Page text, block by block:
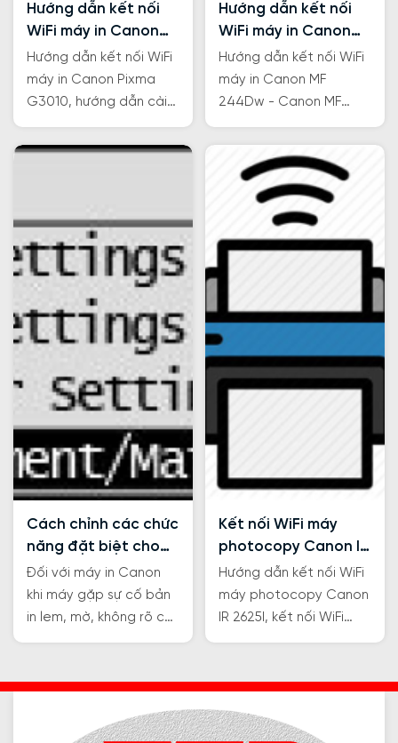
Hướng dẫn kết nối
WiFi máy in Canon
Pixma G3010
Hướng dẫn kết nối WiFi
máy in Canon Pixma
G3010, hướng dẫn cài
đặt kết nối WiFi Canon
G3010, in/scan từ điện
Hướng dẫn kết nối
WiFi máy in Canon
MF 244Dw-247Dw-
249Dw
Hướng dẫn kết nối WiFi
máy in Canon MF
244Dw - Canon MF
247Dw - Canon MF
249Dw - Canon MF
264Dw - Canon MF
647Dw - Canon MF
Cách chỉnh các chức
năng đặt biệt cho
máy in Canon
Đối với máy in Canon
khi máy gặp sự cố bản
in lem, mờ, không rõ chữ
để cải thiện được chất
các bạn có thể tham
chức năng đặt biệt cho
Kết nối WiFi máy
photocopy Canon IR
2625I
Hướng dẫn kết nối WiFi
máy photocopy Canon
IR 2625I, kết nối WiFi
máy photocopy Canon
Canon IR2625i.